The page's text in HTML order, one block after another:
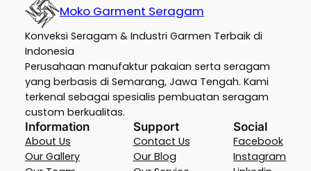
Moko Garment Seragam
Konveksi Seragam & Industri Garmen Terbaik di
Indonesia
Perusahaan manufaktur pakaian serta seragam
yang berbasis di Semarang, Jawa Tengah. Kami
terkenal sebagai spesialis pembuatan seragam
custom berkualitas.
Information
About Us
Our Gallery
Support
Contact Us
Our Blog
Social
Facebook
Instagram